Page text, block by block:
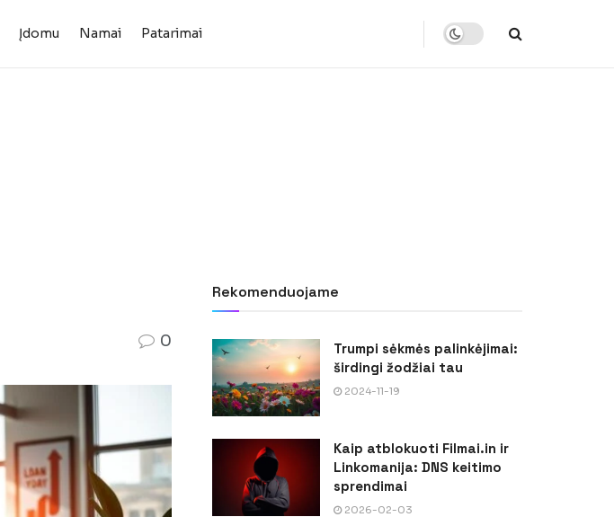
Įdomu Namai Patarimai
0
Rekomenduojame
Trumpi sėkmės palinkėjimai:
širdingi žodžiai tau
2024-11-19
Kaip atblokuoti Filmai.in ir
Linkomanija: DNS keitimo
sprendimai
2026-02-03